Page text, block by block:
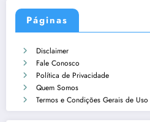
Páginas
Disclaimer
Fale Conosco
Política de Privacidade
Quem Somos
Termos e Condições Gerais de Uso